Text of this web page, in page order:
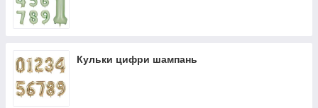
Кульки цифри шампань